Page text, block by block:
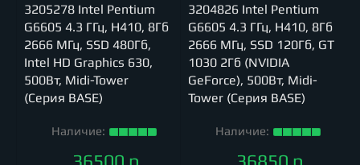
3205278 Intel Pentium
G6605 4.3 ГГц, H410, 8Гб
2666 МГц, SSD 480Гб,
Intel HD Graphics 630,
500Вт, Midi-Tower
(Серия BASE)
Наличие:
36500 р.
3204826 Intel Pentium
G6605 4.3 ГГц, H410, 8Гб
2666 МГц, SSD 120Гб, GT
1030 2Гб (NVIDIA
GeForce), 500Вт, Midi-
Tower (Серия BASE)
Наличие:
36850 р.